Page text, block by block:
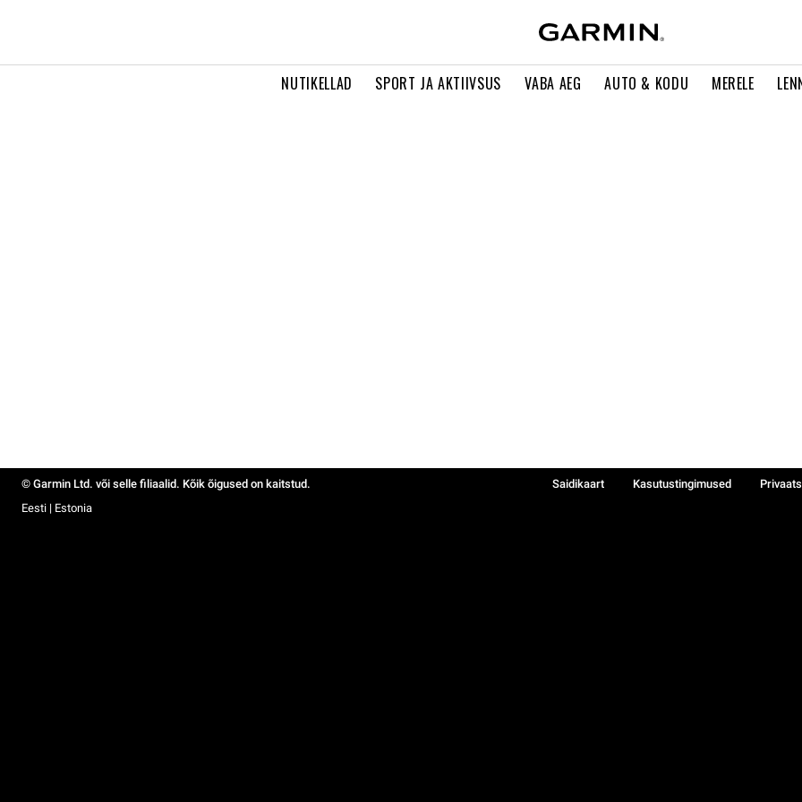
NUTIKELLAD SPORT JA AKTIIVSUS VABA AEG AUTO & KODU MERELE
© Garmin Ltd. või selle filiaalid. Kõik õigused on kaitstud. Saidikaart Kasutustingimused
Eesti | Estonia